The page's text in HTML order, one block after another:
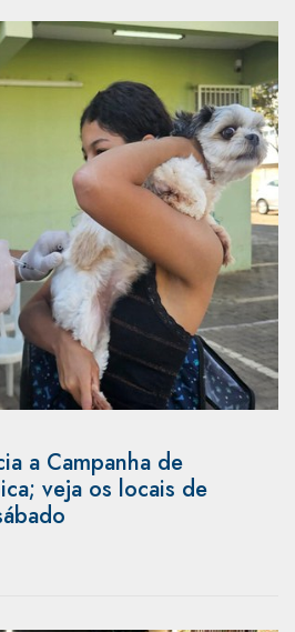
a Campanha de
veja os locais de